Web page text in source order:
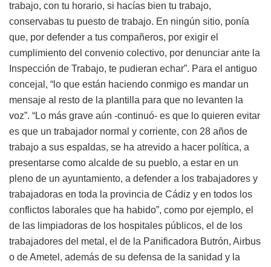
trabajo, con tu horario, si hacías bien tu trabajo,
conservabas tu puesto de trabajo. En ningún sitio, ponía
que, por defender a tus compañeros, por exigir el
cumplimiento del convenio colectivo, por denunciar ante la
Inspección de Trabajo, te pudieran echar”. Para el antiguo
concejal, “lo que están haciendo conmigo es mandar un
mensaje al resto de la plantilla para que no levanten la
voz”. “Lo más grave aún -continuó- es que lo quieren evitar
es que un trabajador normal y corriente, con 28 años de
trabajo a sus espaldas, se ha atrevido a hacer política, a
presentarse como alcalde de su pueblo, a estar en un
pleno de un ayuntamiento, a defender a los trabajadores y
trabajadoras en toda la provincia de Cádiz y en todos los
conflictos laborales que ha habido”, como por ejemplo, el
de las limpiadoras de los hospitales públicos, el de los
trabajadores del metal, el de la Panificadora Butrón, Airbus
o de Ametel, además de su defensa de la sanidad y la